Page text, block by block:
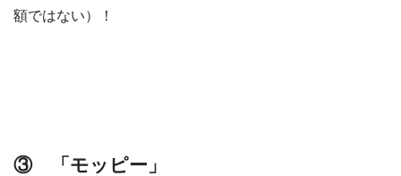
額ではない）！
③ 「モッピー」